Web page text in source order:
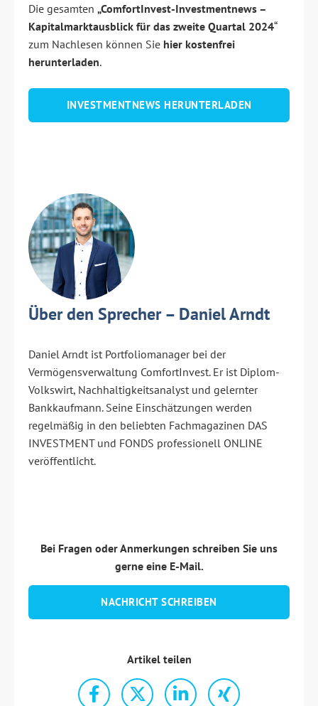
Die gesamten „ComfortInvest-Investmentnews –
Kapitalmarktausblick für das zweite Quartal 2024“
zum Nachlesen können Sie hier kostenfrei
herunterladen.
INVESTMENTNEWS HERUNTERLADEN
Über den Sprecher – Daniel Arndt
Daniel Arndt ist Portfoliomanager bei der
Vermögensverwaltung ComfortInvest. Er ist Diplom-
Volkswirt, Nachhaltigkeitsanalyst und gelernter
Bankkaufmann. Seine Einschätzungen werden
regelmäßig in den beliebten Fachmagazinen DAS
INVESTMENT und FONDS professionell ONLINE
veröffentlicht.
Bei Fragen oder Anmerkungen schreiben Sie uns
gerne eine E-Mail.
NACHRICHT SCHREIBEN
Artikel teilen